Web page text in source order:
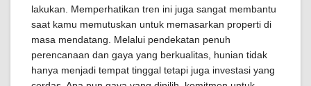
lakukan. Memperhatikan tren ini juga sangat membantu
saat kamu memutuskan untuk memasarkan properti di
masa mendatang. Melalui pendekatan penuh
perencanaan dan gaya yang berkualitas, hunian tidak
hanya menjadi tempat tinggal tetapi juga investasi yang